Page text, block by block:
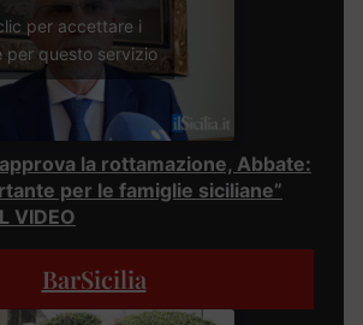
per accettare i
per questo servizio
approva la rottamazione, Abbate:
per le famiglie siciliane”
VIDEO
BarSicilia